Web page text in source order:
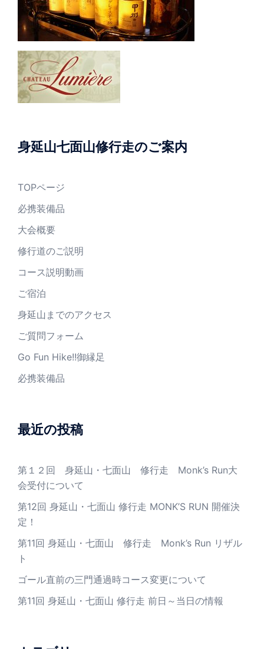
身延山七面山修行走のご案内
TOPページ
必携装備品
大会概要
修行道のご説明
コース説明動画
ご宿泊
身延山までのアクセス
ご質問フォーム
Go Fun Hike!!御縁足
必携装備品
最近の投稿
第１２回 身延山・七面山 修行走 Monk’s Run大
会受付について
第12回 身延山・七面山 修行走 MONK’S RUN 開催決
定！
第11回 身延山・七面山 修行走 Monk’s Run リザル
ト
ゴール直前の三門通過時コース変更について
第11回 身延山・七面山 修行走 前日～当日の情報